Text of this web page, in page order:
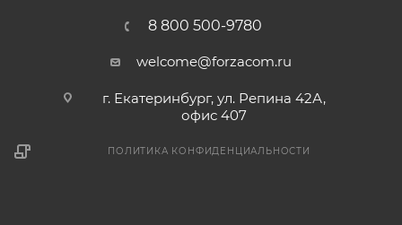
8 800 500-9780
welcome@forzacom.ru
г. Екатеринбург, ул. Репина 42А,
офис 407
ПОЛИТИКА КОНФИДЕНЦИАЛЬНОСТИ